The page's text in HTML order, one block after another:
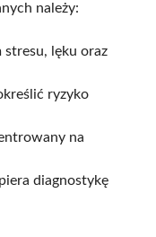
należy:
stresu, lęku oraz
ryzyko
na
diagnostykę